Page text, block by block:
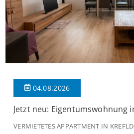
04.08.2026
Jetzt neu: Eigentumswohnung
VERMIETETES APPARTMENT IN